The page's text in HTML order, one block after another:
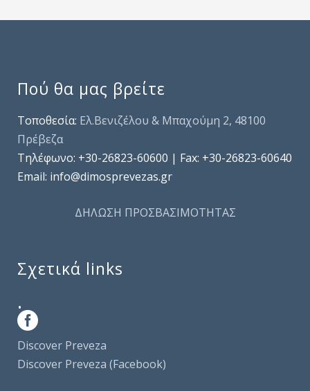
Πού θα μας βρείτε
Τοποθεσία: Ελ.Βενιζέλου & Μπαχούμη 2, 48100
Πρέβεζα
Τηλέφωνo: +30-26823-60600 | Fax: +30-26823-60640
Email: info@dimosprevezas.gr
ΔΗΛΩΣΗ ΠΡΟΣΒΑΣΙΜΟΤΗΤΑΣ
Σχετικά links
.
Discover Preveza
Discover Preveza (Facebook)